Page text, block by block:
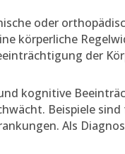
oder
körperliche
der
kognitive
Beispiele
Als